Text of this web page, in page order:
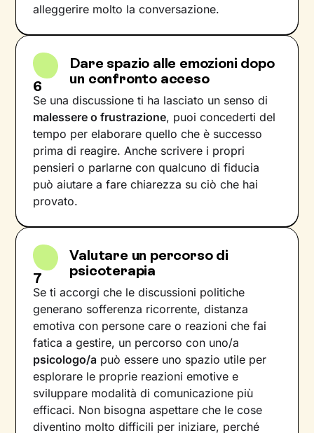
alleggerire molto la conversazione.
6
Dare spazio alle emozioni dopo
un confronto acceso
Se una discussione ti ha lasciato un senso di
malessere o frustrazione, puoi concederti del
tempo per elaborare quello che è successo
prima di reagire. Anche scrivere i propri
pensieri o parlarne con qualcuno di fiducia
può aiutare a fare chiarezza su ciò che hai
provato.
7
Valutare un percorso di
psicoterapia
Se ti accorgi che le discussioni politiche
generano sofferenza ricorrente, distanza
emotiva con persone care o reazioni che fai
fatica a gestire, un percorso con uno/a
psicologo/a può essere uno spazio utile per
esplorare le proprie reazioni emotive e
sviluppare modalità di comunicazione più
efficaci. Non bisogna aspettare che le cose
diventino molto difficili per iniziare, perché